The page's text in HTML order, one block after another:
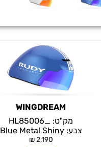
WINGDREAM
מק"ט: _HL85006
צבע:Blue Metal Shiny
₪2,190